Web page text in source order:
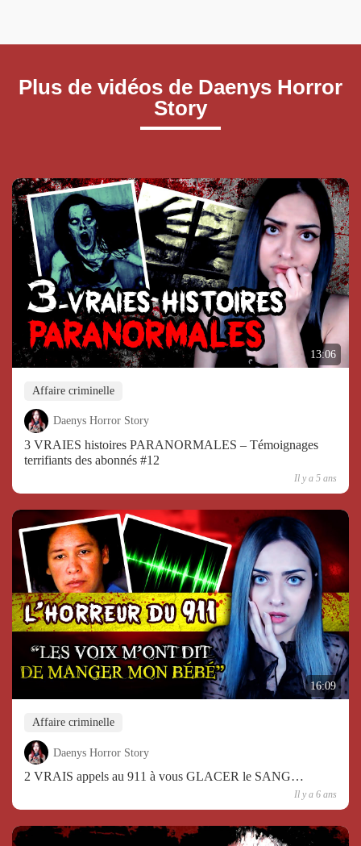
Plus de vidéos de Daenys Horror
Story
13:06
Affaire criminelle
Daenys Horror Story
3 VRAIES histoires PARANORMALES – Témoignages
terrifiants des abonnés #12
Il y a 5 ans
16:09
Affaire criminelle
Daenys Horror Story
2 VRAIS appels au 911 à vous GLACER le SANG…
Il y a 6 ans